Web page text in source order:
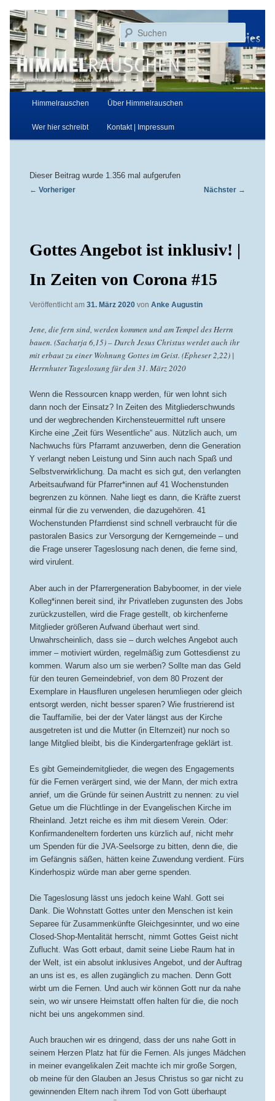
primären
Inhalt
springen
Himmelrauschen
Aufgezeichnet von der Evangelischen Kirche in Essen
Hauptmenü
Himmelrauschen Über Himmelrauschen
Wer hier schreibt Kontakt | Impressum
Dieser Beitrag wurde 1.356 mal aufgerufen
Beitragsnavigation
← Vorheriger Nächster →
Gottes Angebot ist inklusiv! |
In Zeiten von Corona #15
Veröffentlicht am 31. März 2020 von Anke Augustin
Jene, die fern sind, werden kommen und am Tempel des Herrn
bauen. (Sacharja 6,15) – Durch Jesus Christus werdet auch ihr
mit erbaut zu einer Wohnung Gottes im Geist. (Epheser 2,22) |
Herrnhuter Tageslosung für den 31. März 2020
Wenn die Ressourcen knapp werden, für wen lohnt sich
dann noch der Einsatz? In Zeiten des Mitgliederschwunds
und der wegbrechenden Kirchensteuermittel ruft unsere
Kirche eine „Zeit fürs Wesentliche“ aus. Nützlich auch, um
Nachwuchs fürs Pfarramt anzuwerben, denn die Generation
Y verlangt neben Leistung und Sinn auch nach Spaß und
Selbstverwirklichung. Da macht es sich gut, den verlangten
Arbeitsaufwand für Pfarrer*innen auf 41 Wochenstunden
begrenzen zu können. Nahe liegt es dann, die Kräfte zuerst
einmal für die zu verwenden, die dazugehören. 41
Wochenstunden Pfarrdienst sind schnell verbraucht für die
pastoralen Basics zur Versorgung der Kerngemeinde – und
die Frage unserer Tageslosung nach denen, die ferne sind,
wird virulent.
Aber auch in der Pfarrergeneration Babyboomer, in der viele
Kolleg*innen bereit sind, ihr Privatleben zugunsten des Jobs
zurückzustellen, wird die Frage gestellt, ob kirchenferne
Mitglieder größeren Aufwand überhaut wert sind.
Unwahrscheinlich, dass sie – durch welches Angebot auch
immer – motiviert würden, regelmäßig zum Gottesdienst zu
kommen. Warum also um sie werben? Sollte man das Geld
für den teuren Gemeindebrief, von dem 80 Prozent der
Exemplare in Hausfluren ungelesen herumliegen oder gleich
entsorgt werden, nicht besser sparen? Wie frustrierend ist
die Tauffamilie, bei der der Vater längst aus der Kirche
ausgetreten ist und die Mutter (in Elternzeit) nur noch so
lange Mitglied bleibt, bis die Kindergartenfrage geklärt ist.
Es gibt Gemeindemitglieder, die wegen des Engagements
für die Fernen verärgert sind, wie der Mann, der mich extra
anrief, um die Gründe für seinen Austritt zu nennen: zu viel
Getue um die Flüchtlinge in der Evangelischen Kirche im
Rheinland. Jetzt reiche es ihm mit diesem Verein. Oder:
Konfirmandeneltern forderten uns kürzlich auf, nicht mehr
um Spenden für die JVA-Seelsorge zu bitten, denn die, die
im Gefängnis säßen, hätten keine Zuwendung verdient. Fürs
Kinderhospiz würde man aber gerne spenden.
Die Tageslosung lässt uns jedoch keine Wahl. Gott sei
Dank. Die Wohnstatt Gottes unter den Menschen ist kein
Separee für Zusammenkünfte Gleichgesinnter, und wo eine
Closed-Shop-Mentalität herrscht, nimmt Gottes Geist nicht
Zuflucht. Was Gott erbaut, damit seine Liebe Raum hat in
der Welt, ist ein absolut inklusives Angebot, und der Auftrag
an uns ist es, es allen zugänglich zu machen. Denn Gott
wirbt um die Fernen. Und auch wir können Gott nur da nahe
sein, wo wir unsere Heimstatt offen halten für die, die noch
nicht bei uns angekommen sind.
Auch brauchen wir es dringend, dass der uns nahe Gott in
seinem Herzen Platz hat für die Fernen. Als junges Mädchen
in meiner evangelikalen Zeit machte ich mir große Sorgen,
ob meine für den Glauben an Jesus Christus so gar nicht zu
gewinnenden Eltern nach ihrem Tod von Gott überhaupt